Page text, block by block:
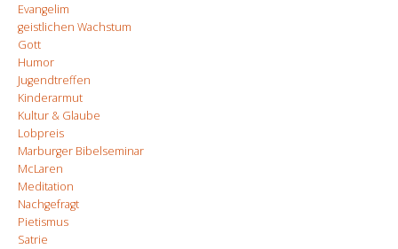
Evangelim
geistlichen Wachstum
Gott
Humor
Jugendtreffen
Kinderarmut
Kultur & Glaube
Lobpreis
Marburger Bibelseminar
McLaren
Meditation
Nachgefragt
Pietismus
Satrie